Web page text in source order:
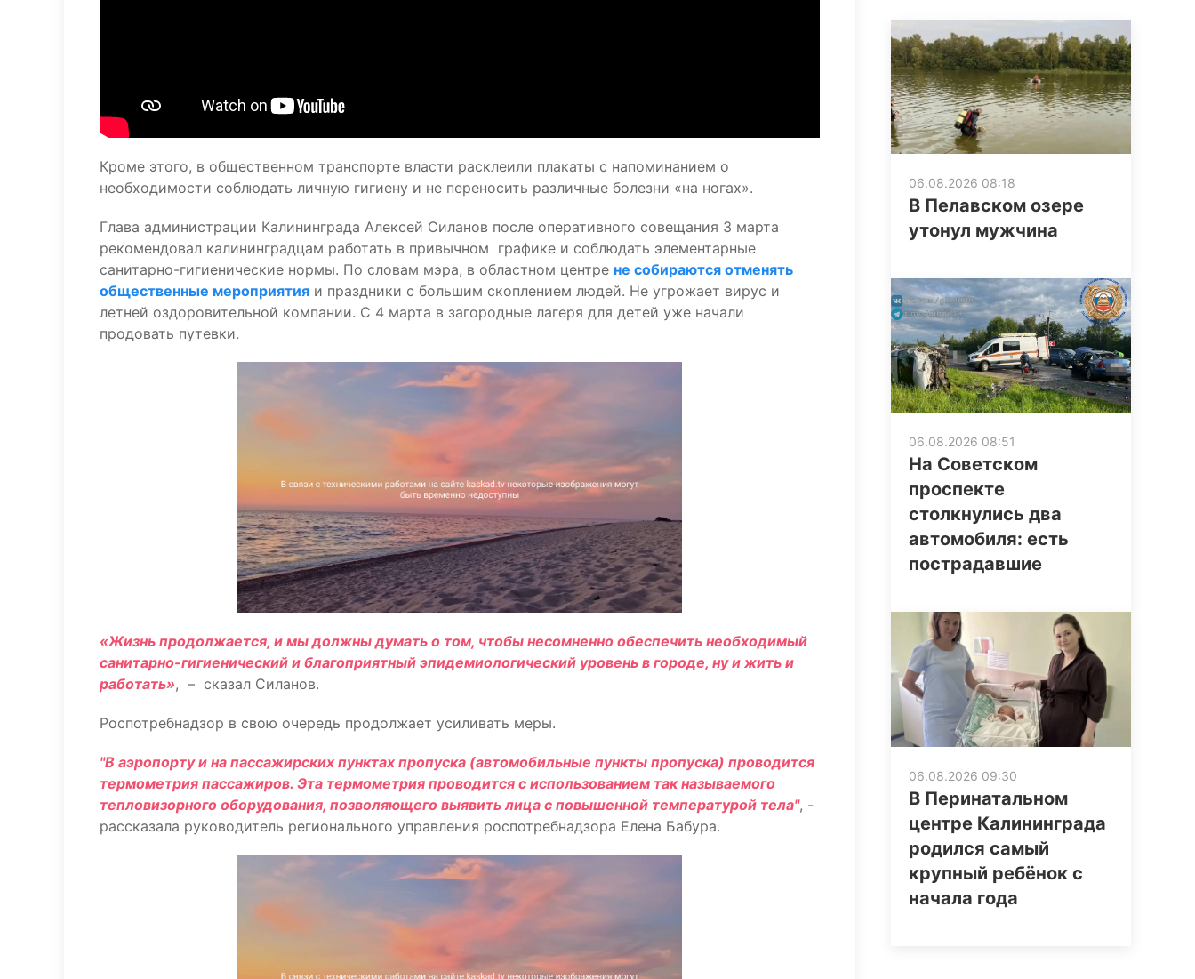
Кроме этого, в общественном транспорте власти расклеили плакаты с напоминанием о
необходимости соблюдать личную гигиену и не переносить различные болезни «на ногах».
Глава администрации Калининграда Алексей Силанов после оперативного совещания 3 марта
рекомендовал калининградцам работать в привычном графике и соблюдать элементарные
санитарно-гигиенические нормы. По словам мэра, в областном центре не собираются отменять
общественные мероприятия и праздники с большим скоплением людей. Не угрожает вирус и
летней оздоровительной компании. С 4 марта в загородные лагеря для детей уже начали
продовать путевки.
«Жизнь продолжается, и мы должны думать о том, чтобы несомненно обеспечить необходимый
санитарно-гигиенический и благоприятный эпидемиологический уровень в городе, ну и жить и
работать», – сказал Силанов.
Роспотребнадзор в свою очередь продолжает усиливать меры.
"В аэропорту и на пассажирских пунктах пропуска (автомобильные пункты пропуска) проводится
термометрия пассажиров. Эта термометрия проводится с использованием так называемого
тепловизорного оборудования, позволяющего выявить лица с повышенной температурой тела", -
рассказала руководитель регионального управления роспотребнадзора Елена Бабура.
06.08.2026 08:18
В Пелавском озере
утонул мужчина
06.08.2026 08:51
На Советском
проспекте
столкнулись два
автомобиля: есть
пострадавшие
06.08.2026 09:30
В Перинатальном
центре Калининграда
родился самый
крупный ребёнок с
начала года